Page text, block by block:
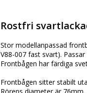
Rostfri
Stor modellanpassad
V88-007 fast svart).
Frontbågen har färdiga
Frontbågen sitter stabilt
Rörens diameter är 76mm.